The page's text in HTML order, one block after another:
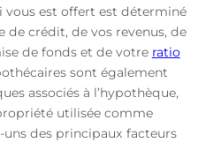
vous est offert est déterminé
crédit, de vos revenus, de
de fonds et de votre ratio
sont également
associés à l’hypothèque,
utilisée comme
des principaux facteurs